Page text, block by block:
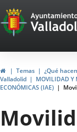
Portal
Web
del
de
InicioTemas ¿Qué
Valladolid
MOVILIDAD Y
ECONÓMICAS (IAE)